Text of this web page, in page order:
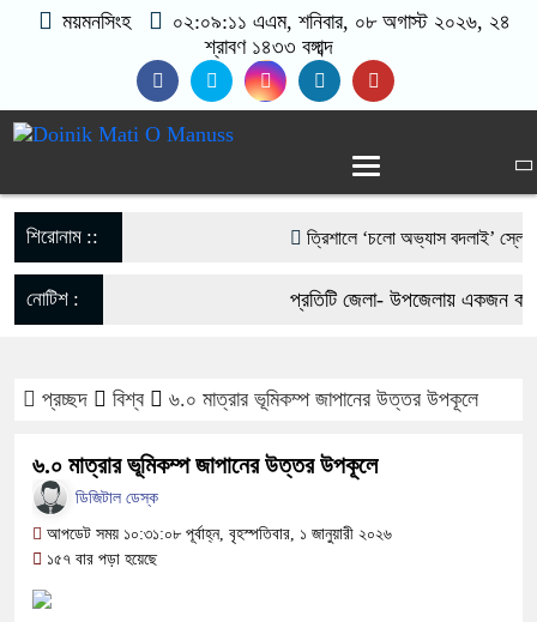
ময়মনসিংহ ০২:০৯:১২ এএম, শনিবার, ০৮ অগাস্ট ২০২৬, ২৪
শ্রাবণ ১৪৩৩ বঙ্গাব্দ
শিরোনাম :: ‎ত্রিশালে ‘চলো অভ্যাস বদলাই’
আওয়ামী লীগের নিষেধাজ্ঞা প্রত্যাহারের
পাকা সেতুর অভাবে ৫০ হাজার মানুষের
অতিবৃষ্টিতে পূর্বধলায় জনজীবন স্থবির,
নোটিশ : প্রতিটি জেলা- উপজেলায় একজন
017-11684104, 013-
প্রচ্ছদ বিশ্ব ৬.০ মাত্রার ভূমিকম্প জাপানের উত্তর উপকূলে
৬.০ মাত্রার ভূমিকম্প জাপানের উত্তর উপকূলে
ডিজিটাল ডেস্ক
আপডেট সময় ১০:৩১:০৮ পূর্বাহ্ন, বৃহস্পতিবার, ১ জানুয়ারী ২০২৬
১৫৭ বার পড়া হয়েছে